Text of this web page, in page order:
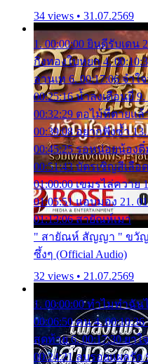
34 views • 31.07.2569
1. 00:00:00 ยินดีรับเดน
กิ่งทองใบหยก 4.
ลานเท 6. 00:17:06 จำใ
00:25:16 น้ำลงเดือนยี่
00:32:29 ตอไม้ที่ตายแล้
00:39:08 อยากฟังซ้ำ
00:45:25 รอหน่อยน้องติ๋
00:51:43 บัตรเชิญสีเลือ
01:00:00 เขมรไล่ควาย
01:05:51 แอบมอง 21.
01:13:06 สายัณห์เมา
" สายัณห์ สัญญา " ขวัญ
ซึ้งๆ (Official Audio)
32 views • 21.07.2569
1. 00:00:00 ทำไมทำฉัน
00:06:50 คน 4.
สุดท้าย 6. 00:17:30 ยา
00:24:21 ลบรอยแผลรัก